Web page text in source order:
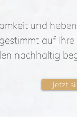
und
auf
nachhaltig
Jetzt